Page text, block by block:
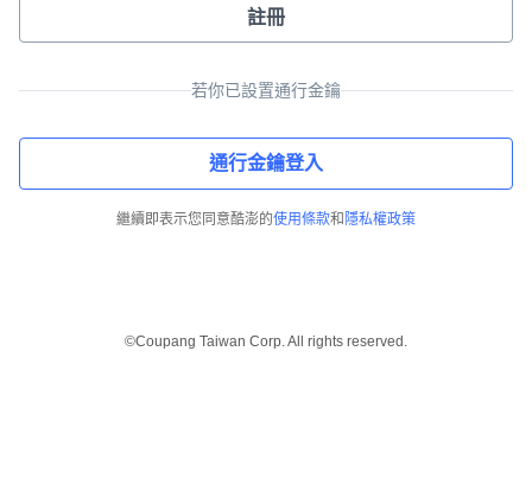
註冊
若你已設置通行金鑰
通行金鑰登入
繼續即表示您同意酷澎的使用條款和 隱私權政策
©Coupang Taiwan Corp. All rights reserved.